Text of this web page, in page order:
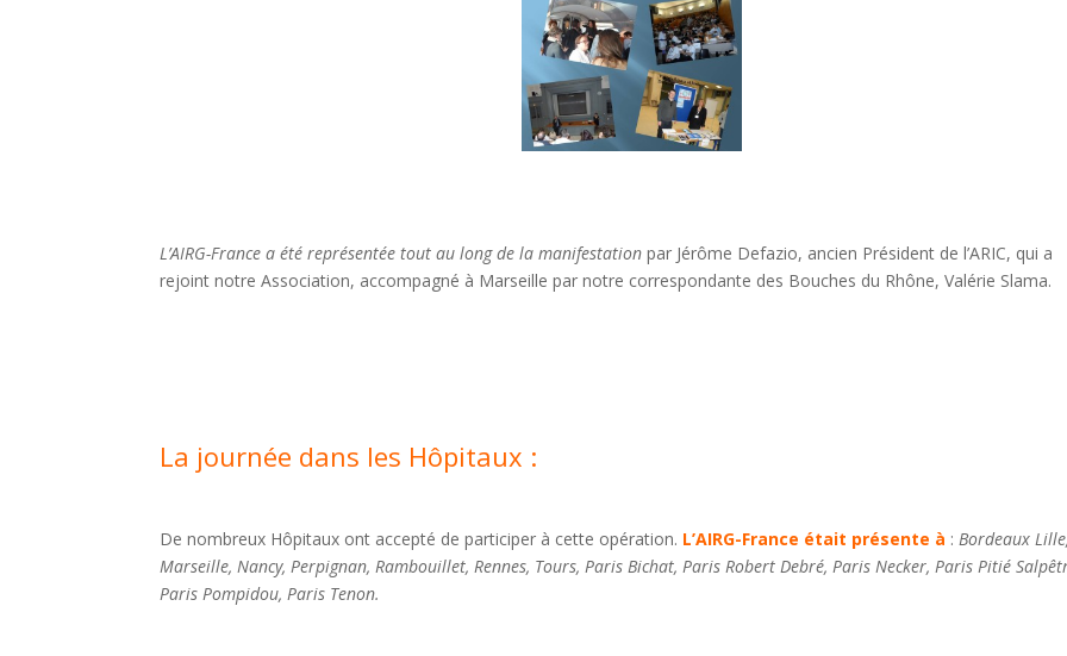
L’AIRG-France a été représentée tout au long de la manifestation par Jérôme Defazio, ancien Président de l’ARIC, qui a
rejoint notre Association, accompagné à Marseille par notre correspondante des Bouches du Rhône, Valérie Slama.
La journée dans les Hôpitaux :
De nombreux Hôpitaux ont accepté de participer à cette opération. L’AIRG-France était présente à : Bordeaux
Marseille, Nancy, Perpignan, Rambouillet, Rennes, Tours, Paris Bichat, Paris Robert Debré, Paris Necker, Paris Pitié
Paris Pompidou, Paris Tenon.